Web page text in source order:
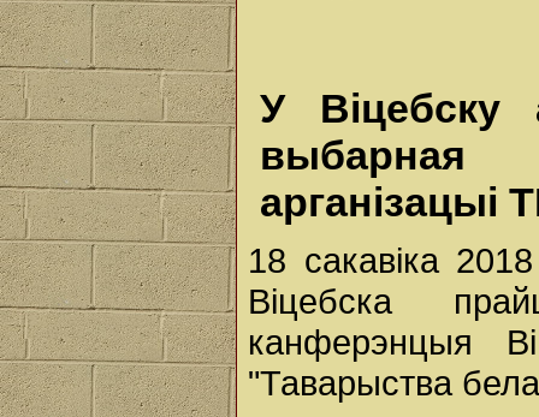
У Віцебску
выбарная
арганізацыі
18 сакавіка
Віцебска
канферэнцыя
"Таварыства